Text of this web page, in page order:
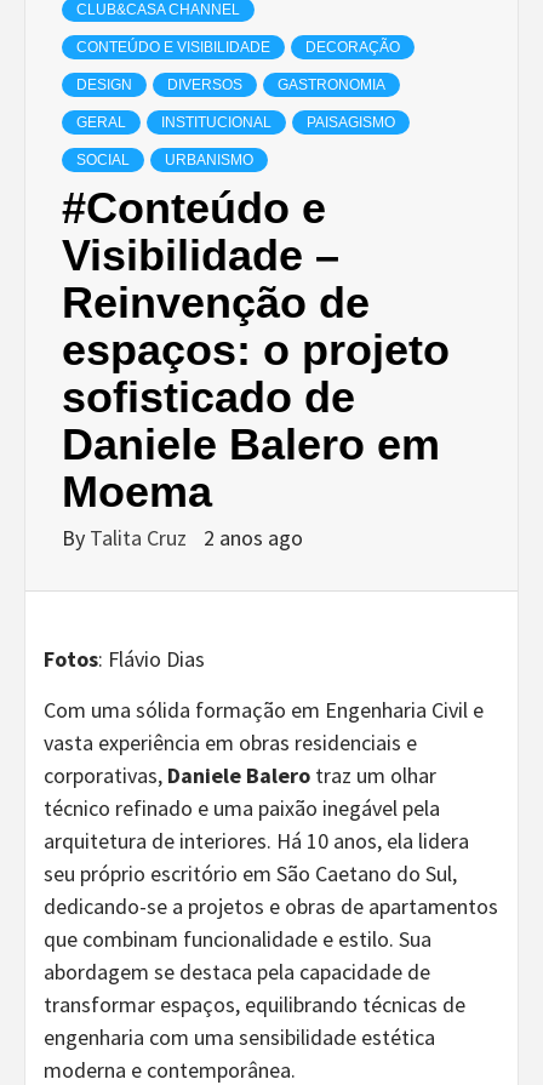
CLUB&CASA CHANNEL
CONTEÚDO E VISIBILIDADE DECORAÇÃO
DESIGN DIVERSOS GASTRONOMIA
GERAL INSTITUCIONAL PAISAGISMO
SOCIAL URBANISMO
#Conteúdo e
Visibilidade –
Reinvenção de
espaços: o projeto
sofisticado de
Daniele Balero em
Moema
By Talita Cruz 2 anos ago
Fotos: Flávio Dias
Com uma sólida formação em Engenharia Civil e
vasta experiência em obras residenciais e
corporativas, Daniele Balero traz um olhar
técnico refinado e uma paixão inegável pela
arquitetura de interiores. Há 10 anos, ela lidera
seu próprio escritório em São Caetano do Sul,
dedicando-se a projetos e obras de apartamentos
que combinam funcionalidade e estilo. Sua
abordagem se destaca pela capacidade de
transformar espaços, equilibrando técnicas de
engenharia com uma sensibilidade estética
moderna e contemporânea.